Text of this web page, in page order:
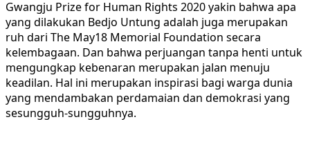
Gwangju Prize for Human Rights 2020 yakin bahwa apa
yang dilakukan Bedjo Untung adalah juga merupakan
ruh dari The May18 Memorial Foundation secara
kelembagaan. Dan bahwa perjuangan tanpa henti untuk
mengungkap kebenaran merupakan jalan menuju
keadilan. Hal ini merupakan inspirasi bagi warga dunia
yang mendambakan perdamaian dan demokrasi yang
sesungguh-sungguhnya.